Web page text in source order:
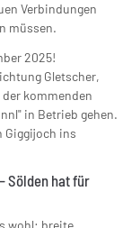
Verbindungen
müssen.
2025!
Gletscher,
kommenden
in Betrieb gehen.
Giggijoch ins
Sölden hat für
wohl: breite,